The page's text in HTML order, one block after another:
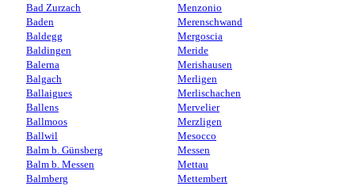
Bad Zurzach
Baden
Baldegg
Baldingen
Balerna
Balgach
Ballaigues
Ballens
Ballmoos
Ballwil
Balm b. Günsberg
Balm b. Messen
Balmberg
Menzonio
Merenschwand
Mergoscia
Meride
Merishausen
Merligen
Merlischachen
Mervelier
Merzligen
Mesocco
Messen
Mettau
Mettembert